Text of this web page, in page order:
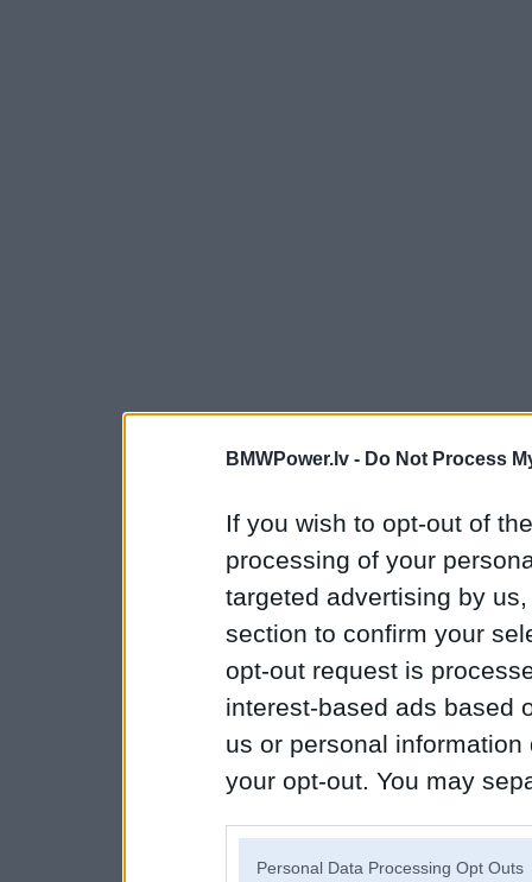
BMWPower.lv - Do Not Process
If you wish to opt-out of
processing of your
targeted advertising by
section to confirm your
opt-out request is
interest-based ads based
us or personal
your opt-out. You may
Personal Data Processing Opt Outs